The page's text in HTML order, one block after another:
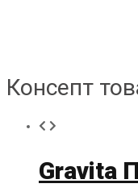
Консепт
Gravita